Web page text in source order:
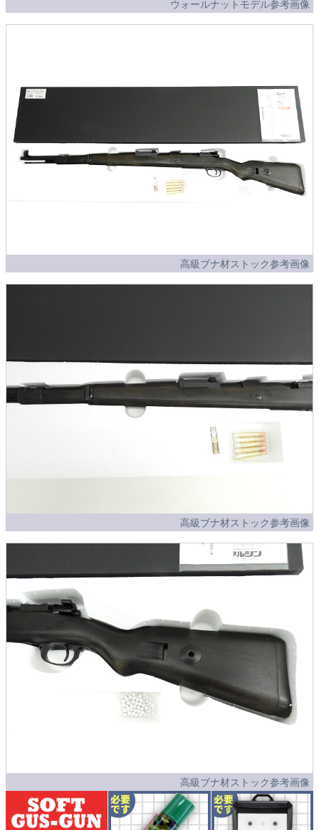
ウォールナットモデル参考画像
高級ブナ材ストック参考画像
高級ブナ材ストック参考画像
高級ブナ材ストック参考画像